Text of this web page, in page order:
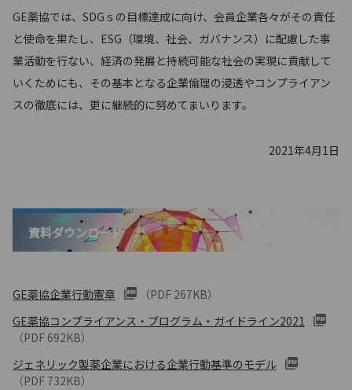
GE薬協では、SDGｓの目標達成に向け、会員企業各々がその責任
と使命を果たし、ESG（環境、社会、ガバナンス）に配慮した事
業活動を行ない、経済の発展と持続可能な社会の実現に貢献して
いくためにも、その基本となる企業倫理の浸透やコンプライアン
スの徹底には、更に継続的に努めてまいります。
2021年4月1日
資料ダウンロード
GE薬協企業行動憲章
（PDF 267KB）
GE薬協コンプライアンス・プログラム・ガイドライン2021
（PDF 692KB）
ジェネリック製薬企業における企業行動基準のモデル
（PDF 732KB）